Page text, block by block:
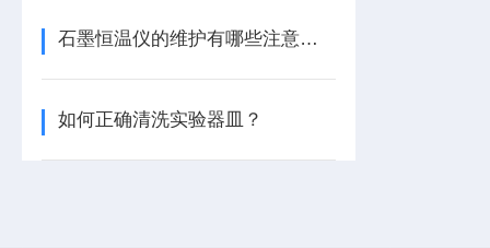
石墨恒温仪的维护有哪些注意事项？
如何正确清洗实验器皿？